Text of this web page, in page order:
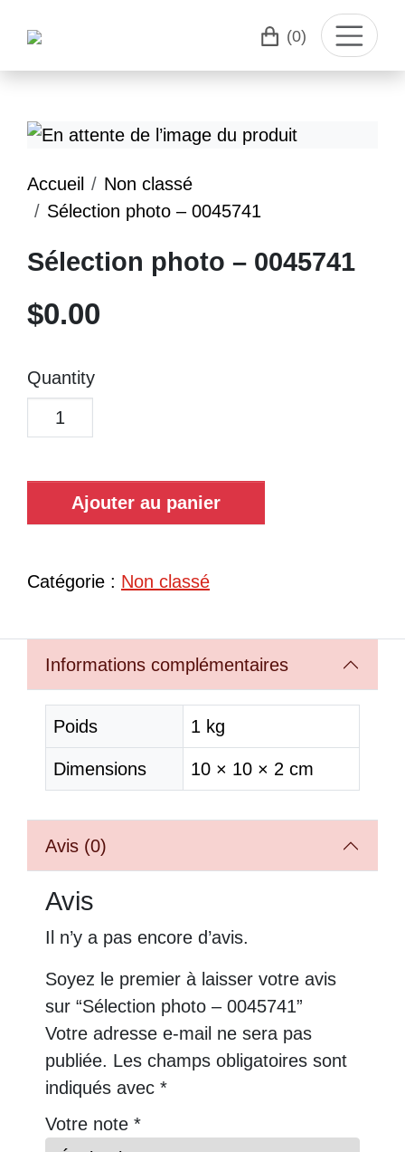
(0)
Accueil
Non classé
Sélection photo – 0045741
Sélection photo – 0045741
$0.00
Quantity
Ajouter au panier
Catégorie : Non classé
Informations complémentaires
Poids 1 kg
Dimensions 10 × 10 × 2 cm
Avis (0)
Avis
Il n’y a pas encore d’avis.
Soyez le premier à laisser votre avis
sur “Sélection photo – 0045741”
Votre adresse e-mail ne sera pas
publiée. Les champs obligatoires sont
indiqués avec *
Votre note *